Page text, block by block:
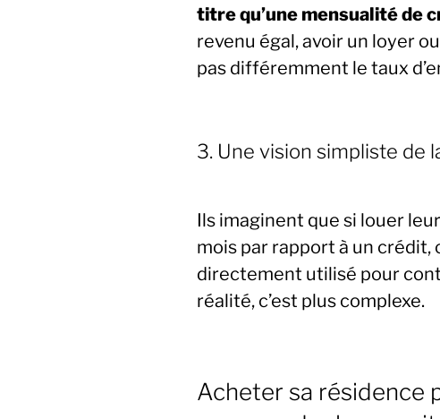
titre qu’une mensualité de
revenu égal, avoir un loyer
pas différemment le taux
3. Une vision simpliste de
Ils imaginent que si louer
mois par rapport à un
directement utilisé pour
réalité, c’est plus complexe.
Acheter sa résidence